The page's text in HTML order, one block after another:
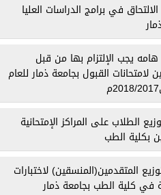
في برامج الدراسات العليا
يجب الإلتزام بها من قبل
لامتحانات القبول بجامعة ذمار للعام
الطلاب على المراكز الإمتحانية
بكلية الطب
المتقدمين(المنسقين) لاختبارات
في كلية الطب بجامعة ذمار